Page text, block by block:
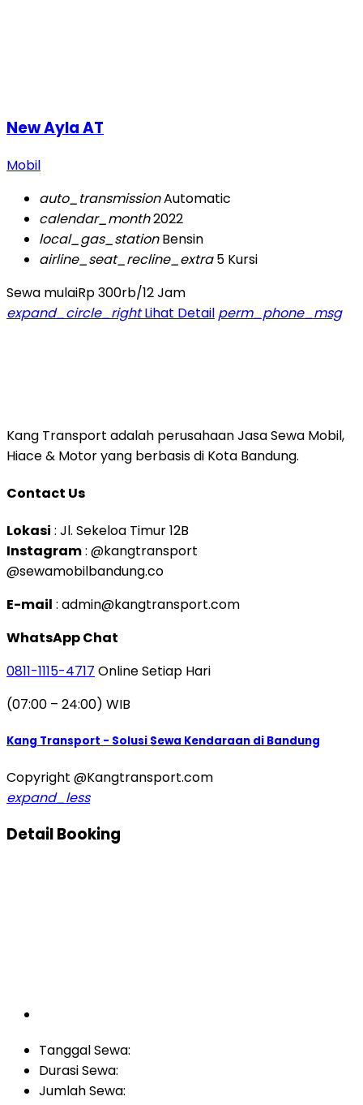
New Ayla AT
Mobil
auto_transmissionAutomatic
calendar_month2022
local_gas_stationBensin
airline_seat_recline_extra5 Kursi
Sewa mulaiRp 300rb/12 Jam
expand_circle_rightLihat Detail perm_phone_msg
Kang Transport adalah perusahaan Jasa Sewa Mobil,
Hiace & Motor yang berbasis di Kota Bandung.
Contact Us
Lokasi : Jl. Sekeloa Timur 12B
Instagram: @kangtransport
@sewamobilbandung.co
E-mail : admin@kangtransport.com
WhatsApp Chat
0811-1115-4717 Online Setiap Hari
(07:00 – 24:00) WIB
Kang Transport - Solusi Sewa Kendaraan di Bandung
Copyright @Kangtransport.com
expand_less
Detail Booking
Tanggal Sewa:
Durasi Sewa:
Jumlah Sewa: